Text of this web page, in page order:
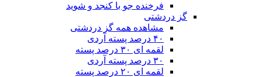
فرخنده جو با کنجد و شوید
گز دردشتی
مشاهده همه گز دردشتی
۴۰ درصد پسته آردی
لقمه ای ۳۰ درصد پسته
۳۰ درصد پسته آردی
لقمه ای ۲۰ درصد پسته